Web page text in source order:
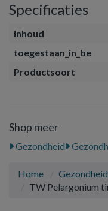
Specificaties
inhoud
toegestaan_in_be
Productsoort
Shop meer
Gezondheid
Home
TW Pelargonium